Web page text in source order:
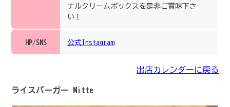
ナルクリームボックスを是非ご賞味下さ
い！
HP/SNS 公式Instagram
出店カレンダーに戻る
ライスバーガー Mitte